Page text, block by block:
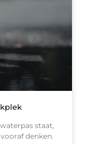
staat,
denken.